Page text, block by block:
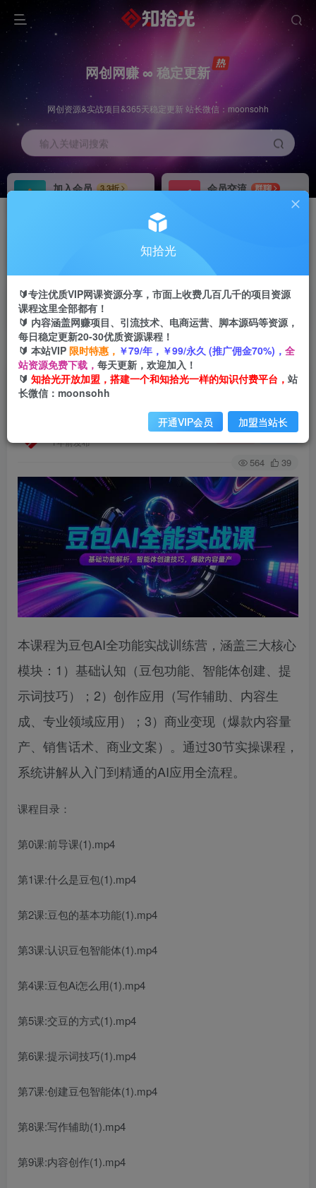
网创网赚 ∞ 稳定更新
网创资源&实战项目&365天稳定更新 站长微信：moonsohh
输入关键词搜索
加入会员
3.3折
会员交流
群聊
首页 创业课程 会员免费 正文
豆包AI全能实战课，基础功能解析，智能体创建技
巧，爆款内容量产
1年前发布
关注 私信
564 39
本课程为豆包AI全功能实战训练营，涵盖三大核心
模块：1）基础认知（豆包功能、智能体创建、提
示词技巧）；2）创作应用（写作辅助、内容生
成、专业领域应用）；3）商业变现（爆款内容量
产、销售话术、商业文案）。通过30节实操课程，
系统讲解从入门到精通的AI应用全流程。
课程目录：
第0课:前导课(1).mp4
第1课:什么是豆包(1).mp4
第2课:豆包的基本功能(1).mp4
第3课:认识豆包智能体(1).mp4
第4课:豆包Ai怎么用(1).mp4
第5课:交豆的方式(1).mp4
第6课:提示词技巧(1).mp4
第7课:创建豆包智能体(1).mp4
第8课:写作辅助(1).mp4
第9课:内容创作(1).mp4
知拾光
🔰专注优质VIP网课资源分享，市面上收费几百几千的项目资源
课程这里全部都有！
🔰 内容涵盖网赚项目、引流技术、电商运营、脚本源码等资源，
每日稳定更新20-30优质资源课程！
🔰 本站VIP 限时特惠， ￥79/年，￥99/永久 (推广佣金70%)， 全
站资源免费下载， 每天更新，欢迎加入！
🔰 知拾光开放加盟，搭建一个和知拾光一样的知识付费平台， 站
长微信：moonsohh
开通VIP会员 加盟当站长